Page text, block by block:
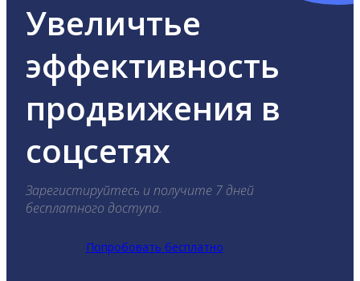
Увеличтье
эффективность
продвижения в
соцсетях
Зарегистируйтесь и получите 7 дней
бесплатного доступа.
Попробовать бесплатно